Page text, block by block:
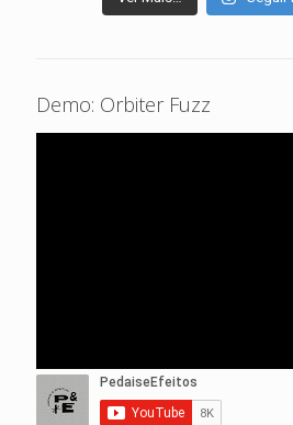
Demo: Orbiter Fuzz